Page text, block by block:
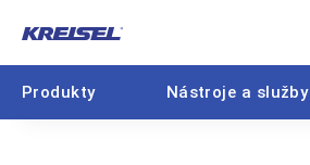
Produkty Nástroje a služby